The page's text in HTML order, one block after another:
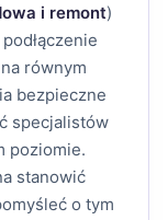
i remont)
równym
bezpieczne
specjalistów
poziomie.
stanowić
o tym